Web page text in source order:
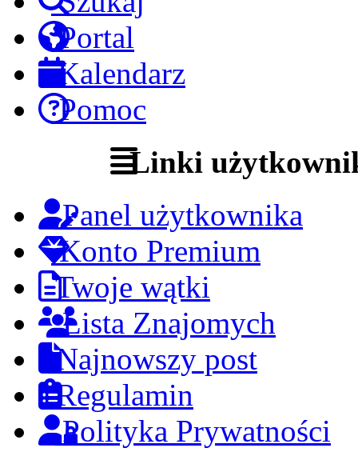
Portal
Kalendarz
Pomoc
Linki
Panel użytkownika
Konto Premium
Twoje wątki
Lista Znajomych
Najnowszy post
Regulamin
Polityka Prywatności